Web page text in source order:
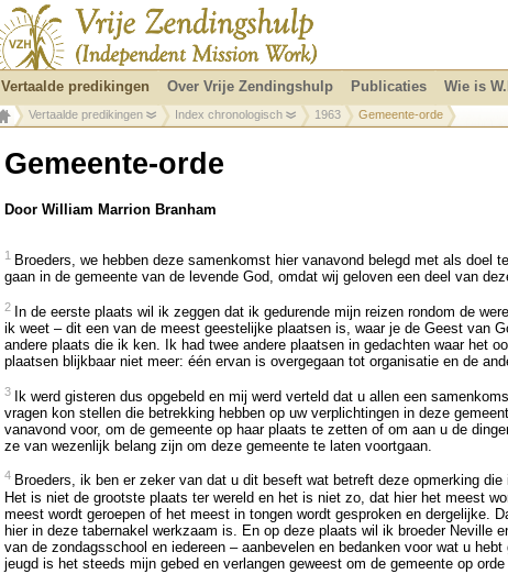
Gemeente-orde
Door William Marrion Branham
1 Broeders, we hebben deze samenkomst hier vanavond belegd met als doel
gaan in de gemeente van de levende God, omdat wij geloven een deel van
2 In de eerste plaats wil ik zeggen dat ik gedurende mijn reizen rondom de
ik weet – dit een van de meest geestelijke plaatsen is, waar je de Geest van
andere plaats die ik ken. Ik had twee andere plaatsen in gedachten waar het
plaatsen blijkbaar niet meer: één ervan is overgegaan tot organisatie en de
3
Ik werd gisteren dus opgebeld en mij werd verteld dat u allen een
vragen kon stellen die betrekking hebben op uw verplichtingen in deze
vanavond voor, om de gemeente op haar plaats te zetten of om aan u de
ze van wezenlijk belang zijn om deze gemeente te laten voortgaan.
4 Broeders, ik ben er zeker van dat u dit beseft wat betreft deze opmerking
Het is niet de grootste plaats ter wereld en het is niet zo, dat hier het meest
meest wordt geroepen of het meest in tongen wordt gesproken en dergelijke.
hier in deze tabernakel werkzaam is. En op deze plaats wil ik broeder Neville
van de zondagsschool en iedereen – aanbevelen en bedanken voor wat u
jeugd is het steeds mijn gebed en verlangen geweest om de gemeente op
Vertaalde predikingen Over Vrije Zendingshulp Publicaties Wie is
Vertaalde predikingen Index chronologisch 1963 Gemeente-orde